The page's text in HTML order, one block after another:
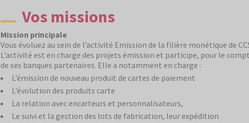
Vos missions
Mission principale
Vous évoluez au sein de l’activité Emission de la filière monétique de
L’activité est en charge des projets émission et participe, pour le
de ses banques partenaires. Elle a notamment en charge :
L’émission de nouveau produit de cartes de paiement
L’évolution des produits carte
La relation avec encarteurs et personnalisateurs,
Le suivi et la gestion des lots de fabrication, leur expédition